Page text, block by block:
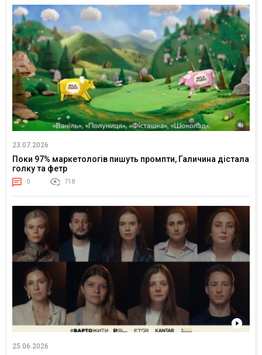
23.07.2026
Поки 97% маркетологів пишуть промпти, Галичина дістала
голку та фетр
0 718
25.06.2026